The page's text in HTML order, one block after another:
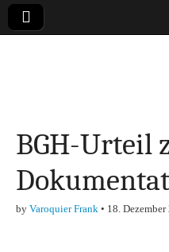
Finanzen,
&
BGH-Urteil
by Varoquier Frank • 18.